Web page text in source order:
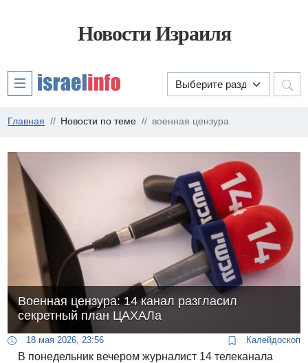
Новости Израиля
Главная Новости по теме военная цензура
Военная цензура: 14 канал разгласил
секретный план ЦАХАЛа
18 мая 2026, 23:56 Калейдоскоп
В понедельник вечером журналист 14 телеканала